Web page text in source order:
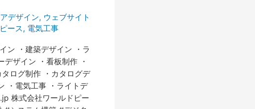
デザイン, ウェブサイト
ース, 電気工事
ン ・建築デザイン ・ラ
ザイン ・看板制作 ・
ログ制作 ・カタログデ
・電気工事 ・ライトデ
株式会社ワールドピー